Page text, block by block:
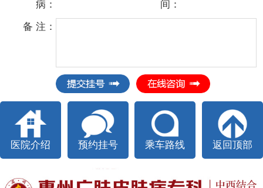
病：
间：
备 注：
医院介绍 预约挂号 乘车路线 返回顶部